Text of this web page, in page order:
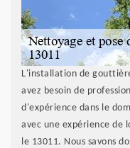
L'installation de
avez besoin de
d'expérience dans le
avec une expérience de
le 13011. Nous savons